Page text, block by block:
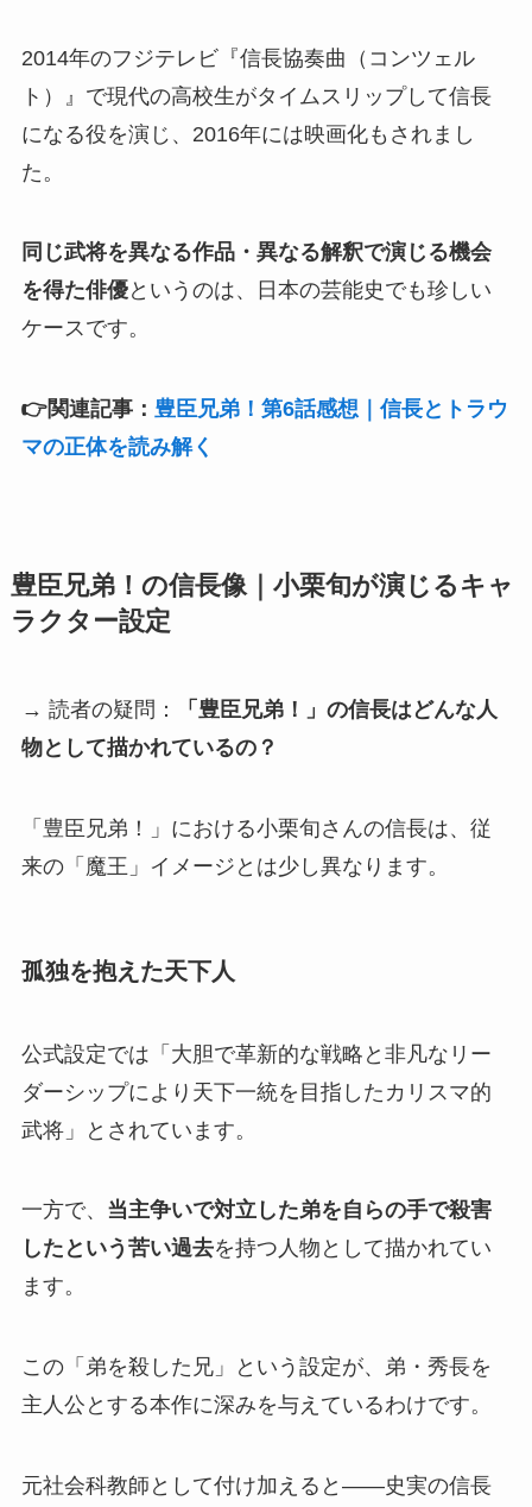
2014年のフジテレビ『信長協奏曲（コンツェル
ト）』で現代の高校生がタイムスリップして信長
になる役を演じ、2016年には映画化もされまし
た。
同じ武将を異なる作品・異なる解釈で演じる機会
を得た俳優というのは、日本の芸能史でも珍しい
ケースです。
👉関連記事： 豊臣兄弟！第6話感想｜信長とトラウ
マの正体を読み解く
豊臣兄弟！の信長像｜小栗旬が演じるキャ
ラクター設定
→ 読者の疑問：
「豊臣兄弟！」の信長はどんな人
物として描かれているの？
「豊臣兄弟！」における小栗旬さんの信長は、従
来の「魔王」イメージとは少し異なります。
孤独を抱えた天下人
公式設定では「大胆で革新的な戦略と非凡なリー
ダーシップにより天下一統を目指したカリスマ的
武将」とされています。
一方で、 当主争いで対立した弟を自らの手で殺害
したという苦い過去を持つ人物として描かれてい
ます。
この「弟を殺した兄」という設定が、弟・秀長を
主人公とする本作に深みを与えているわけです。
元社会科教師として付け加えると——史実の信長